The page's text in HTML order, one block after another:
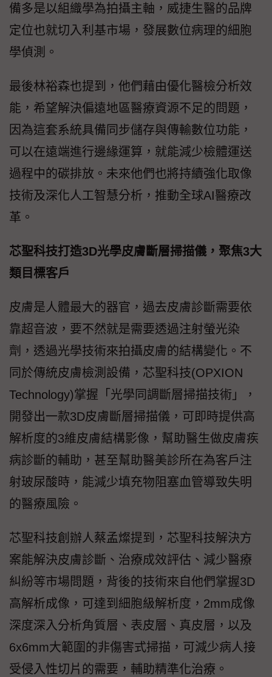
備多是以組織學為拍攝主軸，威捷生醫的品牌
定位也就切入利基市場，發展數位病理的細胞
學偵測。
最後林裕森也提到，他們藉由優化醫檢分析效
能，希望解決偏遠地區醫療資源不足的問題，
因為這套系統具備同步儲存與傳輸數位功能，
可以在遠端進行邊緣運算，就能減少檢體運送
過程中的碳排放。未來他們也將持續強化取像
技術及深化人工智慧分析，推動全球AI醫療改
革。
芯聖科技打造3D光學皮膚斷層掃描儀，聚焦3大
類目標客戶
皮膚是人體最大的器官，過去皮膚診斷需要依
靠超音波，要不然就是需要透過注射螢光染
劑，透過光學技術來拍攝皮膚的結構變化。不
同於傳統皮膚檢測設備，芯聖科技(OPXION
Technology)掌握「光學同調斷層掃描技術」，
開發出一款3D皮膚斷層掃描儀，可即時提供高
解析度的3維皮膚結構影像，幫助醫生做皮膚疾
病診斷的輔助，甚至幫助醫美診所在為客戶注
射玻尿酸時，能減少填充物阻塞血管導致失明
的醫療風險。
芯聖科技創辦人蔡孟燦提到，芯聖科技解決方
案能解決皮膚診斷、治療成效評估、減少醫療
糾紛等市場問題，背後的技術來自他們掌握3D
高解析成像，可達到細胞級解析度，2mm成像
深度深入分析角質層、表皮層、真皮層，以及
6x6mm大範圍的非傷害式掃描，可減少病人接
受侵入性切片的需要，輔助精準化治療。